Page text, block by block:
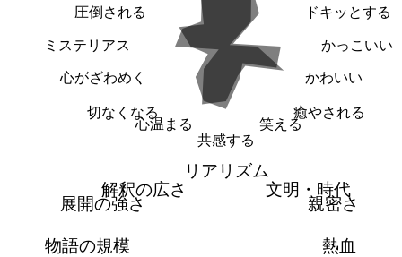
ドキッとする
かっこいい
かわいい
癒やされる
笑える
共感する
心温まる
切なくなる
心がざわめく
ミステリアス
圧倒される
リアリズム
文明・時代
親密さ
熱血
物語の規模
展開の強さ
解釈の広さ